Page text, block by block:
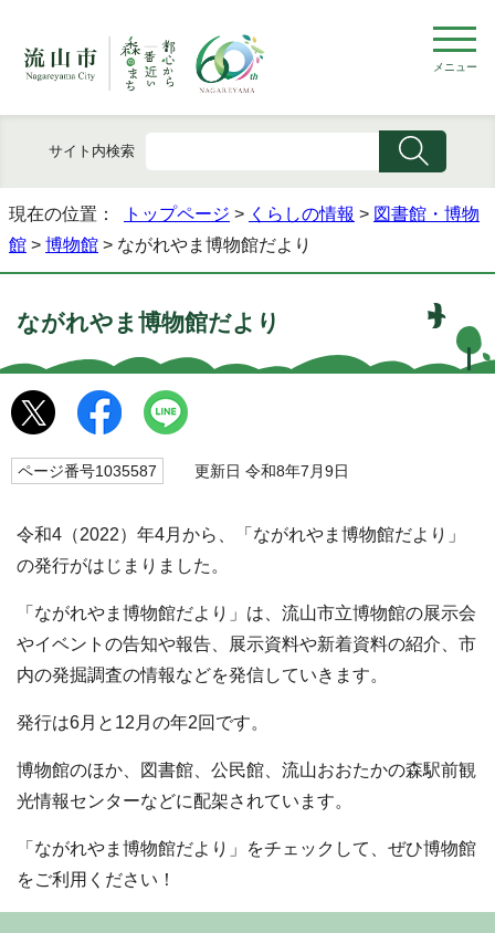
メニュー
サイト内検索
現在の位置： トップページ > くらしの情報 > 図書館・博物
館 > 博物館 > ながれやま博物館だより
ながれやま博物館だより
ページ番号1035587 更新日 令和8年7月9日
令和4（2022）年4月から、「ながれやま博物館だより」
の発行がはじまりました。
「ながれやま博物館だより」は、流山市立博物館の展示会
やイベントの告知や報告、展示資料や新着資料の紹介、市
内の発掘調査の情報などを発信していきます。
発行は6月と12月の年2回です。
博物館のほか、図書館、公民館、流山おおたかの森駅前観
光情報センターなどに配架されています。
「ながれやま博物館だより」をチェックして、ぜひ博物館
をご利用ください！